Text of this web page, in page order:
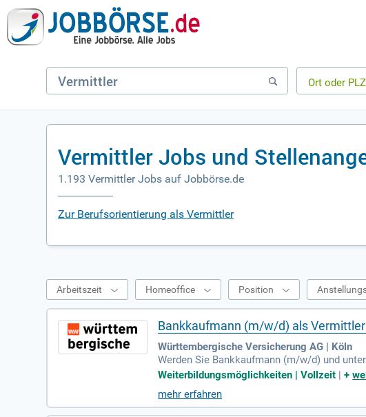
Vermittler Jobs und
1.193 Vermittler Jobs auf Jobbörse.de
Zur Berufsorientierung als Vermittler
Arbeitszeit Homeoffice Position
Bankkaufmann (m/w/d) als
Württembergische Versicherung AG | Köln
Werden Sie Bankkaufmann (m/w/d) und
umfassend und akquirieren aktiv
ertragsbestände durch regelmäßige
ur effektiven Kundengewinnung. Als
e und nutzen moderne Verkaufsprogramme.
Weiterbildungsmöglichkeiten | Vollzeit |+
mehr erfahren